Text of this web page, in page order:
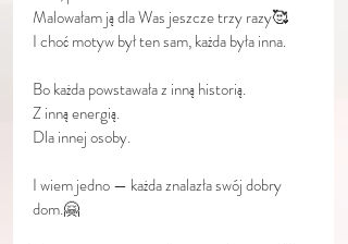
Malowałam ją dla Was jeszcze trzy razy🥰
I choć motyw był ten sam, każda była inna.
Bo każda powstawała z inną historią.
Z inną energią.
Dla innej osoby.
I wiem jedno — każda znalazła swój dobry
dom.🤗